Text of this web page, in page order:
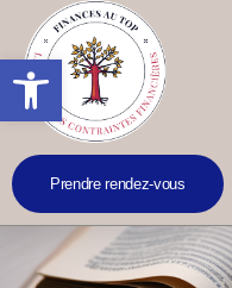
Ouvrir la
Prendre rendez-vous